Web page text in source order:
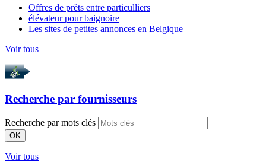
Offres de prêts entre particulliers
élévateur pour baignoire
Les sites de petites annonces en Belgique
Voir tous
Recherche par fournisseurs
Recherche par mots clés
OK
Voir tous